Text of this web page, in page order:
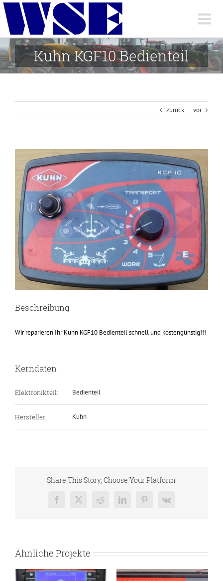
Skip
content
Kuhn KGF10 Bedienteil
zurück vor
Larger
Image
Beschreibung
Wir reparieren Ihr Kuhn KGF10 Bedienteil schnell und kostengünstig!!!
Kerndaten
Elektronikteil: Bedienteil
Hersteller: Kuhn
Share This Story, Choose Your Platform!
Facebook
X RedditLinkedInPinterest
Vk
Ähnliche Projekte